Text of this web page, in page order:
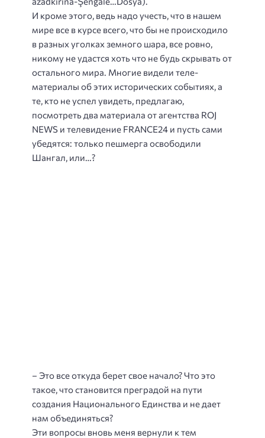
И кроме этого, ведь надо учесть, что в нашем
мире все в курсе всего, что бы не происходило
в разных уголках земного шара, все ровно,
никому не удастся хоть что не будь скрывать от
остального мира. Многие видели теле-
материалы об этих исторических событиях, а
те, кто не успел увидеть, предлагаю,
посмотреть два материала от агентства ROJ
NEWS и телевидение FRANCE24 и пусть сами
убедятся: только пешмерга освободили
Шангал, или…?
– Это все откуда берет свое начало? Что это
такое, что становится преградой на пути
создания Национального Единства и не дает
нам объединяться?
Эти вопросы вновь меня вернули к тем